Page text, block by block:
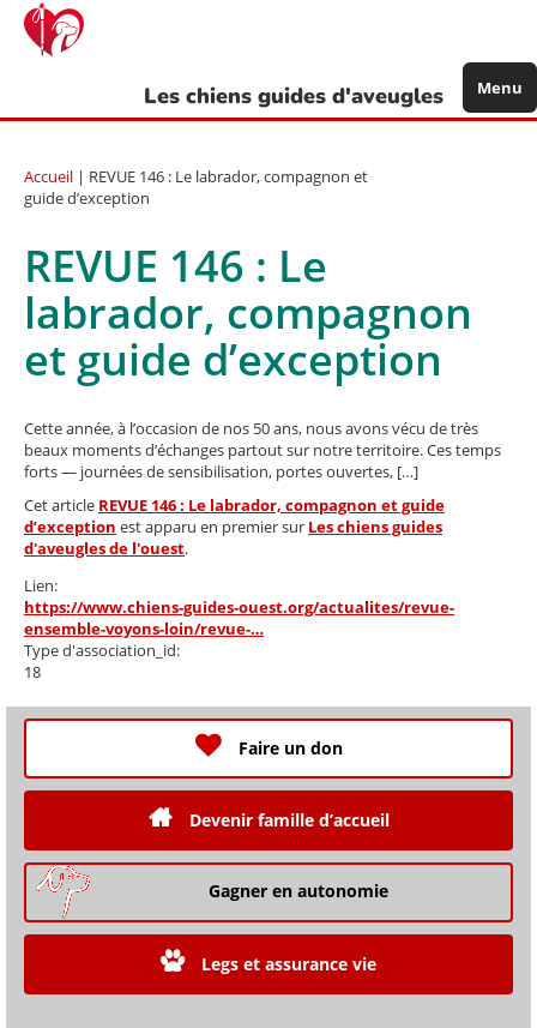
Aller
contenu
Les chiens guides d'aveugles Menu
Accueil | REVUE 146 : Le labrador, compagnon et
guide d’exception
REVUE 146 : Le
labrador, compagnon
et guide d’exception
Cette année, à l’occasion de nos 50 ans, nous avons vécu de très
beaux moments d’échanges partout sur notre territoire. Ces temps
forts — journées de sensibilisation, portes ouvertes, […]
Cet article REVUE 146 : Le labrador, compagnon et guide
d’exception est apparu en premier sur Les chiens guides
d'aveugles de l'ouest.
Lien:
https://www.chiens-guides-ouest.org/actualites/revue-
ensemble-voyons-loin/revue-…
Type d'association_id:
18
Faire un don
Devenir famille d’accueil
Gagner en autonomie
Legs et assurance vie